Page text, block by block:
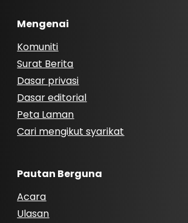
Mengenai
Komuniti
Surat Berita
Dasar privasi
Dasar editorial
Peta Laman
Cari mengikut syarikat
Pautan Berguna
Acara
Ulasan